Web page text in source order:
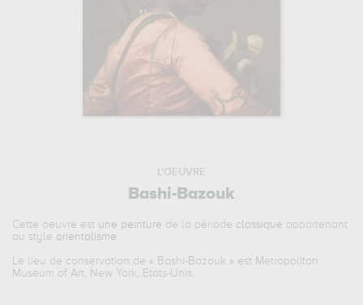
L'OEUVRE
Bashi-Bazouk
Cette oeuvre est une peinture de la période classique appartenant
au style orientalisme.
Le lieu de conservation de « Bashi-Bazouk » est Metropolitan
Museum of Art, New York, Etats-Unis.